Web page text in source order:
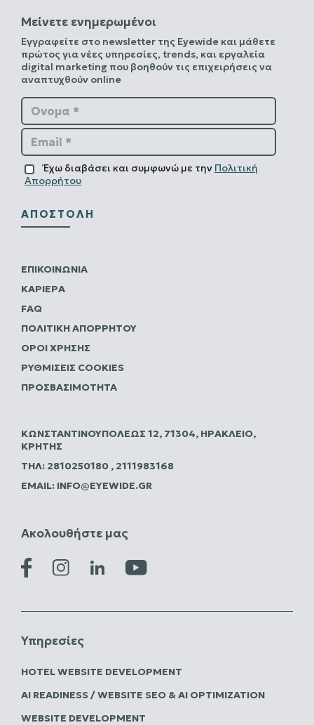
Μείνετε ενημερωμένοι
Εγγραφείτε στο newsletter της Eyewide και μάθετε
πρώτος για νέες υπηρεσίες, trends, και εργαλεία
digital marketing που βοηθούν τις επιχειρήσεις να
αναπτυχθούν online
Όνομα *
Email *
Έχω διαβάσει και συμφωνώ με την Πολιτική
Απορρήτου
ΑΠΟΣΤΟΛΉ
ΕΠΙΚΟΙΝΩΝΊΑ
ΚΑΡΙΈΡΑ
FAQ
ΠΟΛΙΤΙΚΗ ΑΠΟΡΡΗΤΟΥ
ΌΡΟΙ ΧΡΉΣΗΣ
ΡΥΘΜΊΣΕΙΣ COOKIES
ΠΡΟΣΒΑΣΙΜΌΤΗΤΑ
ΚΩΝΣΤΑΝΤΙΝΟΥΠΌΛΕΩΣ 12, 71304, ΗΡΆΚΛΕΙΟ,
ΚΡΉΤΗΣ
ΤΗΛ: 2810250180 , 2111983168
EMAIL: INFO@EYEWIDE.GR
Ακολουθήστε μας
Υπηρεσίες
HOTEL WEBSITE DEVELOPMENT
AI READINESS / WEBSITE SEO & AI OPTIMIZATION
WEBSITE DEVELOPMENT